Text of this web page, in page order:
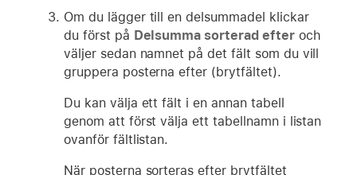
Om du lägger till en delsummadel klickar
du först på Delsumma sorterad efteroch
väljer sedan namnet på det fält som du vill
gruppera posterna efter (brytfältet).
Du kan välja ett fält i en annan tabell
genom att först välja ett tabellnamn i listan
ovanför fältlistan.
När posterna sorteras efter brytfältet